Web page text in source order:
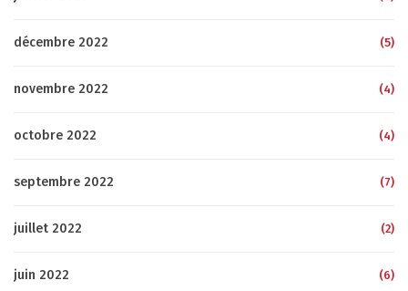
décembre 2022 (5)
novembre 2022 (4)
octobre 2022 (4)
septembre 2022 (7)
juillet 2022 (2)
juin 2022 (6)